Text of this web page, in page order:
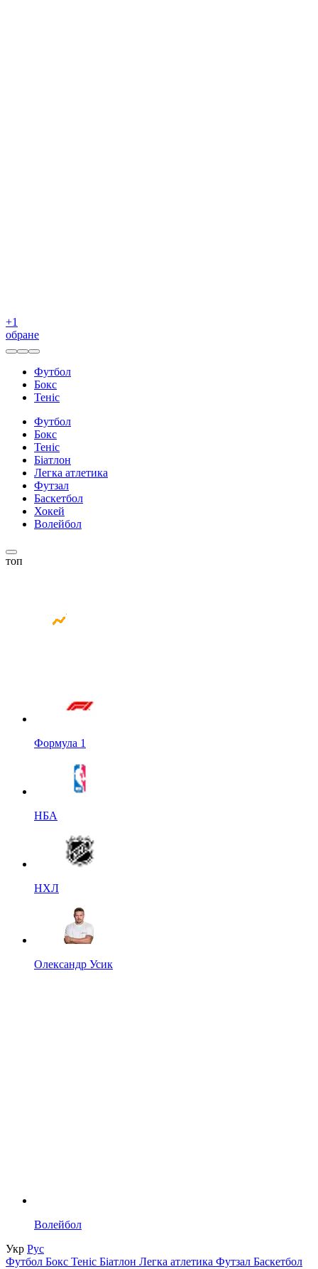
+1
обране
Футбол
Бокс
Теніс
Футбол
Бокс
Теніс
Біатлон
Легка атлетика
Футзал
Баскетбол
Хокей
Волейбол
топ
Формула 1
НБА
НХЛ
Олександр Усик
Волейбол
Укр Рус
Футбол Бокс Теніс Біатлон Легка атлетика Футзал Баскетбол